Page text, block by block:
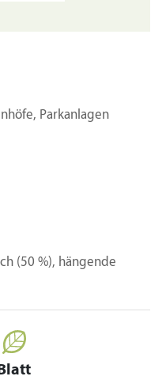
Parkanlagen
(50 %), hängende